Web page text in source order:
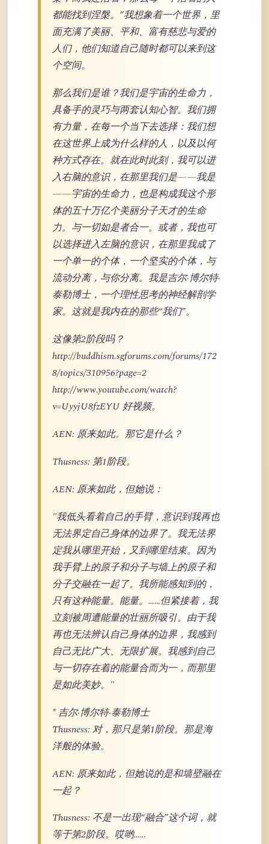
都能找到涅槃。”我想象着一个世界，里
面充满了美丽、平和、富有慈悲与爱的
人们，他们知道自己随时都可以来到这
个空间。
那么我们是谁？我们是宇宙的生命力，
具备手的灵巧与两套认知心智。我们拥
有力量，在每一个当下去选择：我们想
在这世界上成为什么样的人，以及以何
种方式存在。就在此时此刻，我可以进
入右脑的意识，在那里我们是——我是
——宇宙的生命力，也是构成我这个形
体的五十万亿个美丽分子天才的生命
力。与一切如是者合一。或者，我也可
以选择进入左脑的意识，在那里我成了
一个单一的个体，一个坚实的个体，与
流动分离，与你分离。我是吉尔·博尔特·
泰勒博士，一个理性思考的神经解剖学
家。这就是我内在的那些“我们”。
这像第2阶段吗？
http://buddhism.sgforums.com/forums/172
8/topics/310956?page=2
http://www.youtube.com/watch?
v=UyyjU8fzEYU 好视频。
AEN: 原来如此。那它是什么？
Thusness: 第1阶段。
AEN: 原来如此，但她说：
"我低头看着自己的手臂，意识到我再也
无法界定自己身体的边界了。我无法界
定我从哪里开始，又到哪里结束。因为
我手臂上的原子和分子与墙上的原子和
分子交融在一起了。我所能感知到的，
只有这种能量。能量。……但紧接着，我
立刻被周遭能量的壮丽所吸引。由于我
再也无法辨认自己身体的边界，我感到
自己无比广大、无限扩展。我感到自己
与一切存在着的能量合而为一，而那里
是如此美妙。"
* 吉尔·博尔特·泰勒博士
Thusness: 对，那只是第1阶段。那是海
洋般的体验。
AEN: 原来如此，但她说的是和墙壁融在
一起？
Thusness: 不是一出现“融合”这个词，就
等于第2阶段。哎哟……